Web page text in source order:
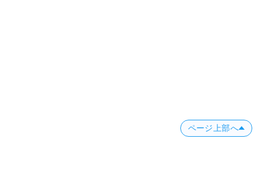
ページ上部へ